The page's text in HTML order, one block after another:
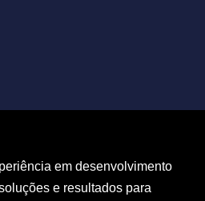
em desenvolvimento
e resultados para